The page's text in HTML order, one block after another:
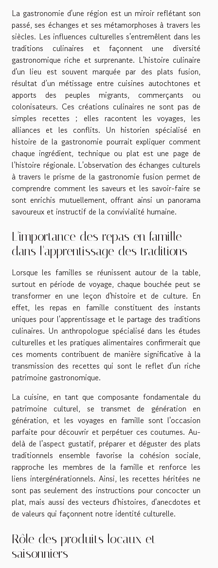
La gastronomie d'une région est un miroir reflétant son
passé, ses échanges et ses métamorphoses à travers les
siècles. Les influences culturelles s'entremêlent dans les
traditions culinaires et façonnent une diversité
gastronomique riche et surprenante. L'histoire culinaire
d'un lieu est souvent marquée par des plats fusion,
résultat d’un métissage entre cuisines autochtones et
apports des peuples migrants, commerçants ou
colonisateurs. Ces créations culinaires ne sont pas de
simples recettes ; elles racontent les voyages, les
alliances et les conflits. Un historien spécialisé en
histoire de la gastronomie pourrait expliquer comment
chaque ingrédient, technique ou plat est une page de
l’histoire régionale. L'observation des échanges culturels
à travers le prisme de la gastronomie fusion permet de
comprendre comment les saveurs et les savoir-faire se
sont enrichis mutuellement, offrant ainsi un panorama
savoureux et instructif de la convivialité humaine.
L'importance des repas en famille
dans l'apprentissage des traditions
Lorsque les familles se réunissent autour de la table,
surtout en période de voyage, chaque bouchée peut se
transformer en une leçon d'histoire et de culture. En
effet, les repas en famille constituent des instants
uniques pour l'apprentissage et le partage des traditions
culinaires. Un anthropologue spécialisé dans les études
culturelles et les pratiques alimentaires confirmerait que
ces moments contribuent de manière significative à la
transmission des recettes qui sont le reflet d'un riche
patrimoine gastronomique.
La cuisine, en tant que composante fondamentale du
patrimoine culturel, se transmet de génération en
génération, et les voyages en famille sont l'occasion
parfaite pour découvrir et perpétuer ces coutumes. Au-
delà de l'aspect gustatif, préparer et déguster des plats
traditionnels ensemble favorise la cohésion sociale,
rapproche les membres de la famille et renforce les
liens intergénérationnels. Ainsi, les recettes héritées ne
sont pas seulement des instructions pour concocter un
plat, mais aussi des vecteurs d'histoires, d'anecdotes et
de valeurs qui façonnent notre identité culturelle.
Rôle des produits locaux et
saisonniers